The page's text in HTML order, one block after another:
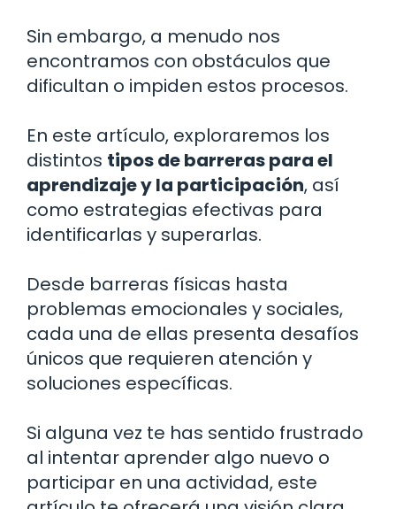
Sin embargo, a menudo nos
encontramos con obstáculos que
dificultan o impiden estos procesos.
En este artículo, exploraremos los
distintos tipos de barreras para el
aprendizaje y la participación, así
como estrategias efectivas para
identificarlas y superarlas.
Desde barreras físicas hasta
problemas emocionales y sociales,
cada una de ellas presenta desafíos
únicos que requieren atención y
soluciones específicas.
Si alguna vez te has sentido frustrado
al intentar aprender algo nuevo o
participar en una actividad, este